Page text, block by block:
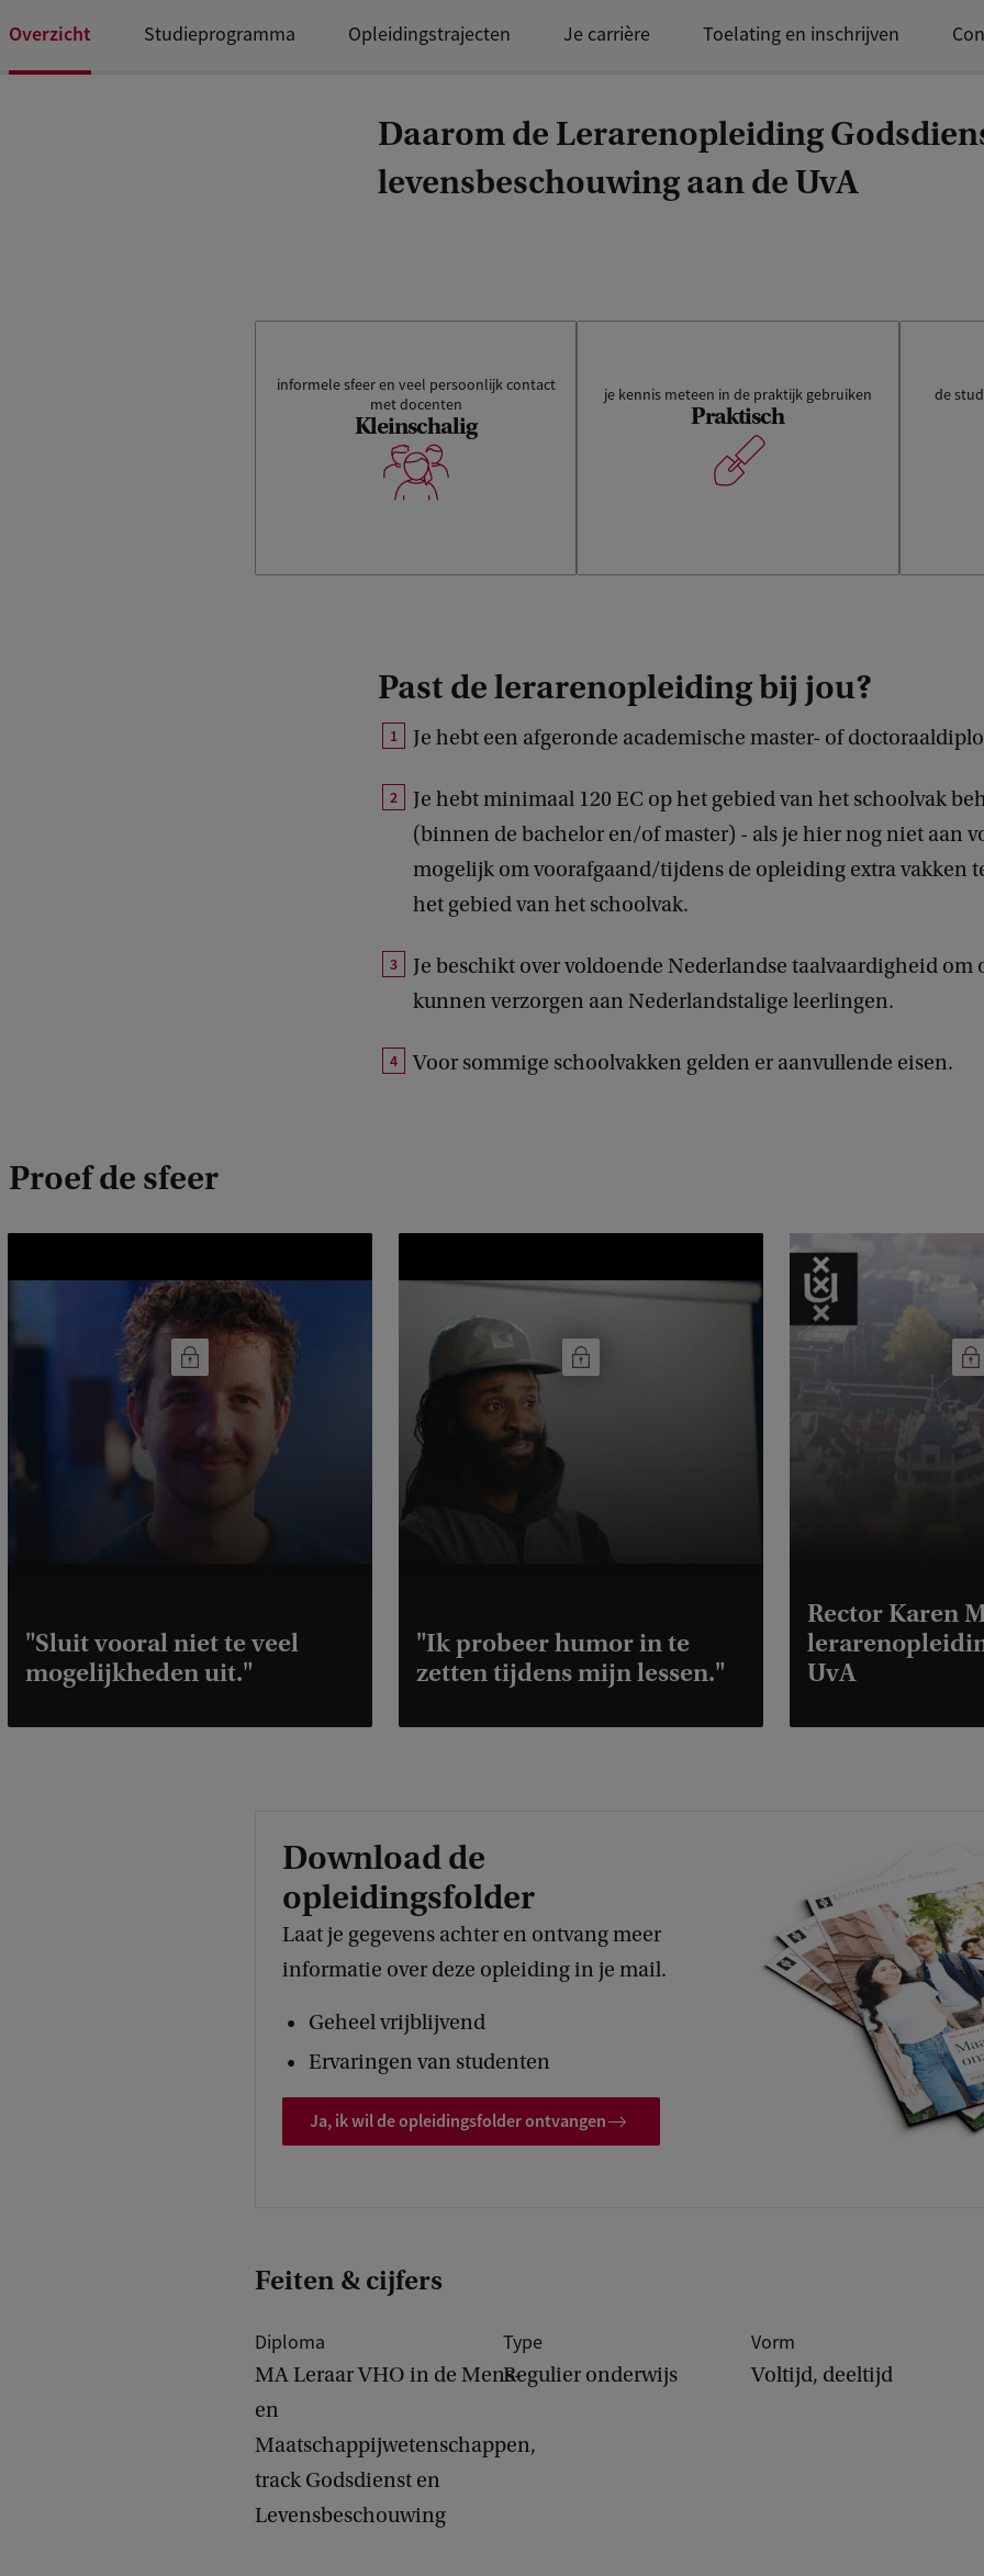
Overzicht Studieprogramma Opleidingstrajecten Je carrière Toelating en inschrijven
Daarom de Lerarenopleiding
levensbeschouwing aan de UvA
informele sfeer en veel persoonlijk contact
met docenten
Kleinschalig
je kennis meteen in de praktijk gebruiken
Praktisch
de
Past de lerarenopleiding bij jou?
Je hebt een afgeronde academische master- of
Je hebt minimaal 120 EC op het gebied van het schoolvak
(binnen de bachelor en/of master) - als je hier nog niet aan
mogelijk om voorafgaand/tijdens de opleiding extra vakken
het gebied van het schoolvak.
Je beschikt over voldoende Nederlandse taalvaardigheid om
kunnen verzorgen aan Nederlandstalige leerlingen.
Voor sommige schoolvakken gelden er aanvullende eisen.
Proef de sfeer
"Sluit vooral niet te veel
mogelijkheden uit."
"Ik probeer humor in te
zetten tijdens mijn lessen."
Rector Karen
UvA
Download de
opleidingsfolder
Laat je gegevens achter en ontvang meer
informatie over deze opleiding in je mail.
Geheel vrijblijvend
Ervaringen van studenten
Ja, ik wil de opleidingsfolder ontvangen
Feiten & cijfers
Diploma
MA Leraar VHO in de Mens-
en
Maatschappijwetenschappen,
track Godsdienst en
Levensbeschouwing
Type
Regulier onderwijs
Vorm
Voltijd, deeltijd